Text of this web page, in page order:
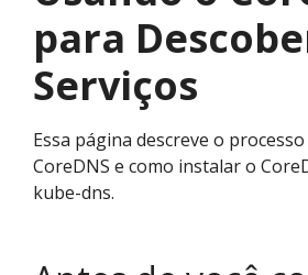
para
Serviços
Essa página descreve o
CoreDNS e como instalar o
kube-dns.